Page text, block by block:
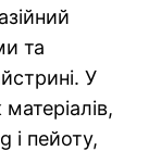
та
У
і пейоту,